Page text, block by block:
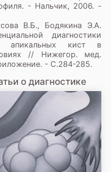
- Нальчик, 2006. -
В.Б., Бодякина Э.А.
диагностики
апикальных кист в
// Нижегор. мед.
- С.284-285.
о диагностике